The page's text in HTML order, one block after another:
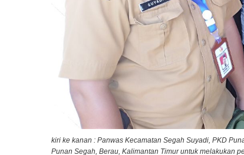
kiri ke kanan : Panwas Kecamatan Segah Suyadi, PKD
Punan Segah, Berau, Kalimantan Timur untuk melakukan